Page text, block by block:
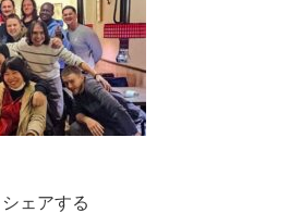
シェアする